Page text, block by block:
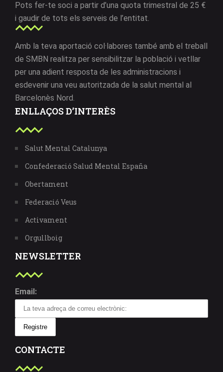
Pots fer-te soci a partir d’una quota trimestral de 25 €
i gaudir de tots els serveis de l’entitat.
Amb la teva aportació col·labores també amb el treball
de SMBN realitza per sensibilitzar la població i vetllar
per una adient resposta de les administracions i
esdevenir una veu autoritzada de la salut mental al
Barcelonès Nord.
ENLLAÇOS D’INTERÈS
Salut Mental Catalunya
Confederació Salud Mental España
Obertament
Federació Veus
Activament
Orgullboig
NEWSLETTER
Email:
CONTACTE